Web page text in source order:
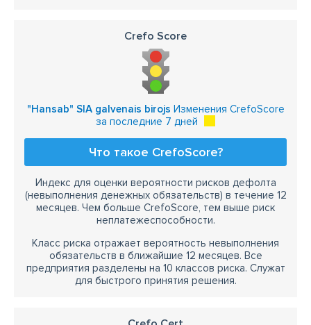
Crefo Score
"Hansab" SIA galvenais birojs Изменения CrefoScore
за последние 7 дней
Что такое CrefoScore?
Индекс для оценки вероятности рисков дефолта
(невыполнения денежных обязательств) в течение 12
месяцев. Чем больше CrefoScore, тем выше риск
неплатежеспособности.
Класс риска отражает вероятность невыполнения
обязательств в ближайшие 12 месяцев. Все
предприятия разделены на 10 классов риска. Служат
для быстрого принятия решения.